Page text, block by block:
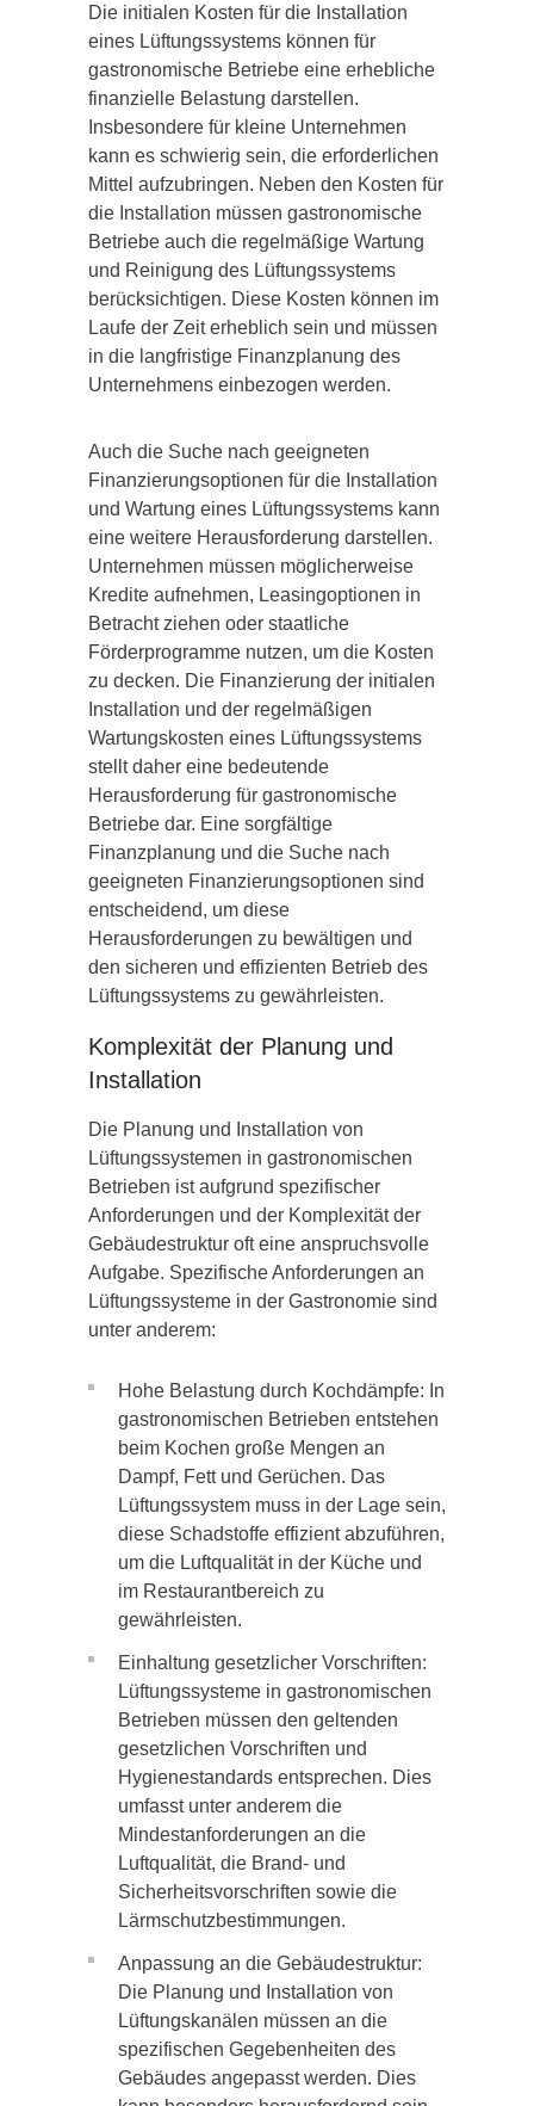
Die initialen Kosten für die Installation
eines Lüftungssystems können für
gastronomische Betriebe eine erhebliche
finanzielle Belastung darstellen.
Insbesondere für kleine Unternehmen
kann es schwierig sein, die erforderlichen
Mittel aufzubringen. Neben den Kosten für
die Installation müssen gastronomische
Betriebe auch die regelmäßige Wartung
und Reinigung des Lüftungssystems
berücksichtigen. Diese Kosten können im
Laufe der Zeit erheblich sein und müssen
in die langfristige Finanzplanung des
Unternehmens einbezogen werden.
Auch die Suche nach geeigneten
Finanzierungsoptionen für die Installation
und Wartung eines Lüftungssystems kann
eine weitere Herausforderung darstellen.
Unternehmen müssen möglicherweise
Kredite aufnehmen, Leasingoptionen in
Betracht ziehen oder staatliche
Förderprogramme nutzen, um die Kosten
zu decken. Die Finanzierung der initialen
Installation und der regelmäßigen
Wartungskosten eines Lüftungssystems
stellt daher eine bedeutende
Herausforderung für gastronomische
Betriebe dar. Eine sorgfältige
Finanzplanung und die Suche nach
geeigneten Finanzierungsoptionen sind
entscheidend, um diese
Herausforderungen zu bewältigen und
den sicheren und effizienten Betrieb des
Lüftungssystems zu gewährleisten.
Komplexität der Planung und
Installation
Die Planung und Installation von
Lüftungssystemen in gastronomischen
Betrieben ist aufgrund spezifischer
Anforderungen und der Komplexität der
Gebäudestruktur oft eine anspruchsvolle
Aufgabe. Spezifische Anforderungen an
Lüftungssysteme in der Gastronomie sind
unter anderem:
Hohe Belastung durch Kochdämpfe: In
gastronomischen Betrieben entstehen
beim Kochen große Mengen an
Dampf, Fett und Gerüchen. Das
Lüftungssystem muss in der Lage sein,
diese Schadstoffe effizient abzuführen,
um die Luftqualität in der Küche und
im Restaurantbereich zu
gewährleisten.
Einhaltung gesetzlicher Vorschriften:
Lüftungssysteme in gastronomischen
Betrieben müssen den geltenden
gesetzlichen Vorschriften und
Hygienestandards entsprechen. Dies
umfasst unter anderem die
Mindestanforderungen an die
Luftqualität, die Brand- und
Sicherheitsvorschriften sowie die
Lärmschutzbestimmungen.
Anpassung an die Gebäudestruktur:
Die Planung und Installation von
Lüftungskanälen müssen an die
spezifischen Gegebenheiten des
Gebäudes angepasst werden. Dies